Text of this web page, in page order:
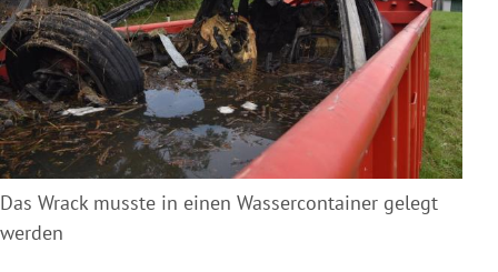
Das Wrack musste in einen Wassercontainer gelegt
werden